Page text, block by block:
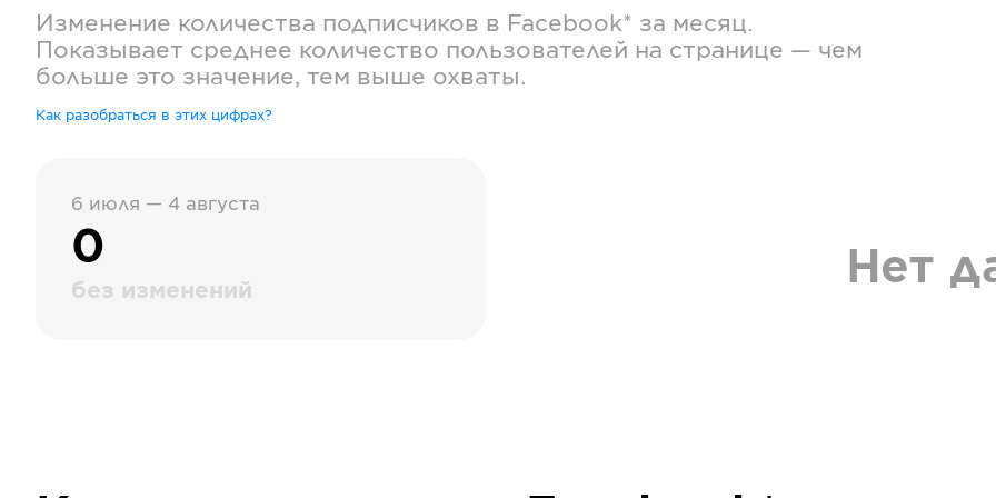
Изменение количества подписчиков в Facebook* за месяц.
Показывает среднее количество пользователей на странице — чем
больше это значение, тем выше охваты.
Как разобраться в этих цифрах?
6 июля — 4 августа
0
без изменений Нет